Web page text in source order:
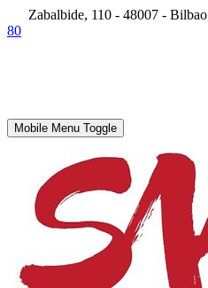
Zabalbide, 110 - 48007 - Bilbao
80
Mobile Menu Toggle